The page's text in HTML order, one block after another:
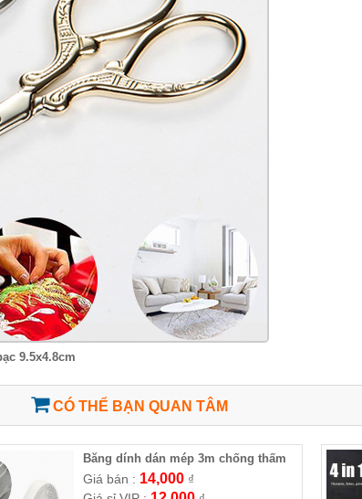
9.5x4.8cm
CÓ THỂ BẠN QUAN TÂM
Băng dính dán mép 3m chống thấm
nước
Giá bán : 14,000₫